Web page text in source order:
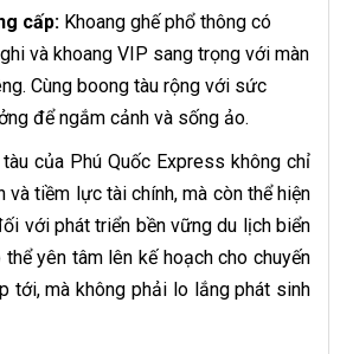
cấp:Khoang ghế phổ thông có
và khoang VIP sang trọng với màn
Cùng boong tàu rộng với sức
để ngắm cảnh và sống ảo.
của Phú Quốc Express không chỉ
và tiềm lực tài chính, mà còn thể hiện
với phát triển bền vững du lịch biển
yên tâm lên kế hoạch cho chuyến
tới, mà không phải lo lắng phát sinh